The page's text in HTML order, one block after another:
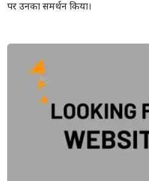
पर उनका समर्थन किया।